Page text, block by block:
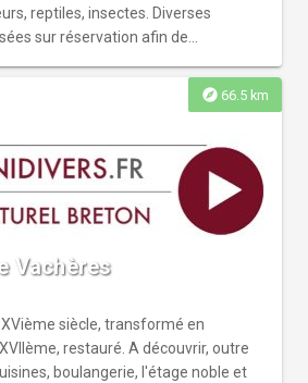
reptiles, insectes. Diverses
sur réservation afin de
explore 66.5 km
Vachères
siècle, transformé en
restauré. A découvrir, outre
boulangerie, l'étage noble et